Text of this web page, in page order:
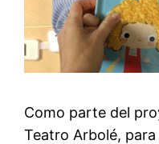
Como parte del
Teatro Arbolé,